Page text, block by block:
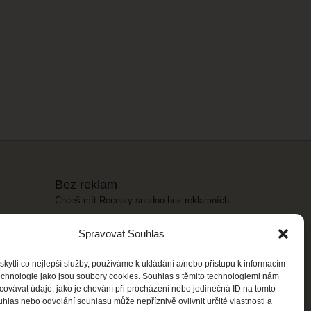
Spravovat Souhlas
co nejlepší služby, používáme k ukládání a/nebo přístupu k informacím
jako jsou soubory cookies. Souhlas s těmito technologiemi nám
údaje, jako je chování při procházení nebo jedinečná ID na tomto
nebo odvolání souhlasu může nepříznivě ovlivnit určité vlastnosti a
Bez reklam
Chceš mít Recepty snadno bez reklamních
59 Kč/ měsíc.
Vybrat balíček